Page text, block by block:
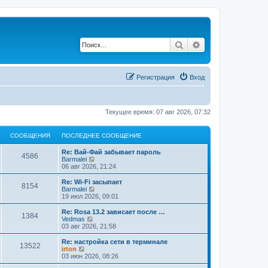
Поиск
Вход
Регистрация
Текущее время: 07 авг 2026, 07:32
СООБЩЕНИЯ ПОСЛЕДНЕЕ СООБЩЕНИЕ
4586
Re: Вай-Фай забывает пароль
Barmalei
е
р
е
т
к
п
о
с
л
е
н
е
06 авг 2026, 21:24
8154
Re: Wi-Fi засыпает
Barmalei
е
р
е
т
и
к
п
о
с
19 июл 2026, 09:01
1384
Re: Rosa 13.2 зависает после …
Vedmas
е
р
е
т
03 авг 2026, 21:58
13522
Re: настройка сети в терминале
irton
е
р
03 июн 2026, 08:26